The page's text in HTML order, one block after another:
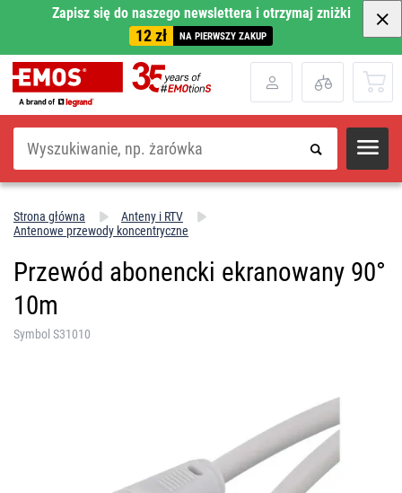
Zapisz się do naszego newslettera i otrzymaj zniżki
12 zł NA PIERWSZY ZAKUP
Szukaj
Strona główna
Anteny i RTV
Antenowe przewody koncentryczne
Przewód abonencki ekranowany 90°
10m
Symbol S31010